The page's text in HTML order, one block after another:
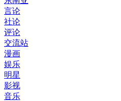
言论
社论
评论
交流站
漫画
娱乐
明星
影视
音乐